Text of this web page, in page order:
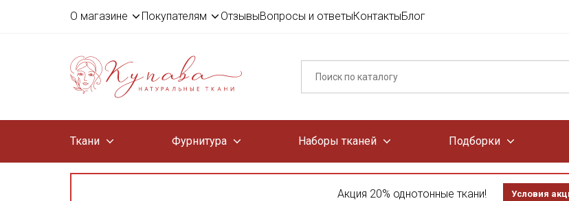
О магазине Покупателям ОтзывыВопросы и ответыКонтактыБлог
Ткани Фурнитура Наборы тканей Подборки
Акция 20% однотонные ткани! Условия